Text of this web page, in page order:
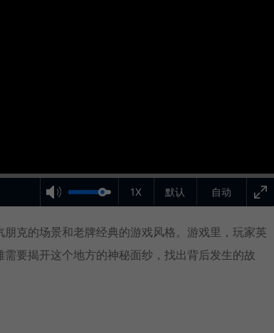
自动
1X 默认
克的场景和老牌经典的游戏风格。游戏里，玩家英
要揭开这个地方的神秘面纱，找出背后发生的故